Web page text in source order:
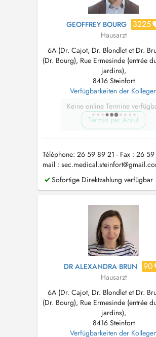
GEOFFREY BOURG 3225
Hausarzt
6A (Dr. Cajot, Dr. Blondlet et Dr.
(Dr. Bourg), Rue Ermesinde (entrée
jardins),
8416 Steinfort
Verfügbarkeiten der
Keine online Termine
Termin per Anruf
Téléphone: 26 59 89 21 - Fax : 26
mail :
Sofortige Direktzahlung verfügbar
DR ALEXANDRA BRUN 90
Hausarzt
6A (Dr. Cajot, Dr. Blondlet et Dr.
(Dr. Bourg), Rue Ermesinde (entrée
jardins),
8416 Steinfort
Verfügbarkeiten der